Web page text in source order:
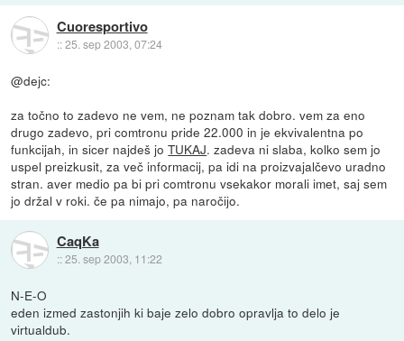
Cuoresportivo
::25. sep 2003, 07:24
@dejc:
za točno to zadevo ne vem, ne poznam tak dobro. vem za eno
drugo zadevo, pri comtronu pride 22.000 in je ekvivalentna po
funkcijah, in sicer najdeš joTUKAJ. zadeva ni slaba, kolko sem jo
uspel preizkusit, za več informacij, pa idi na proizvajalčevo uradno
stran. aver medio pa bi pri comtronu vsekakor morali imet, saj sem
jo držal v roki. če pa nimajo, pa naročijo.
CaqKa
::25. sep 2003, 11:22
N-E-O
eden izmed zastonjih ki baje zelo dobro opravlja to delo je
virtualdub.